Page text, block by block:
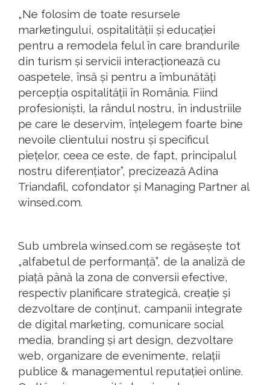
„Ne folosim de toate resursele
marketingului, ospitalității și educației
pentru a remodela felul în care brandurile
din turism și servicii interacționează cu
oaspetele, însă și pentru a îmbunătăți
percepția ospitalității în România. Fiind
profesioniști, la rândul nostru, în industriile
pe care le deservim, înțelegem foarte bine
nevoile clientului nostru și specificul
piețelor, ceea ce este, de fapt, principalul
nostru diferențiator”, precizează Adina
Triandafil, cofondator și Managing Partner al
winsed.com.
Sub umbrela winsed.com se regăsește tot
„alfabetul de performanță”, de la analiză de
piață până la zona de conversii efective,
respectiv planificare strategică, creație și
dezvoltare de conținut, campanii integrate
de digital marketing, comunicare social
media, branding și art design, dezvoltare
web, organizare de evenimente, relații
publice & managementul reputației online.